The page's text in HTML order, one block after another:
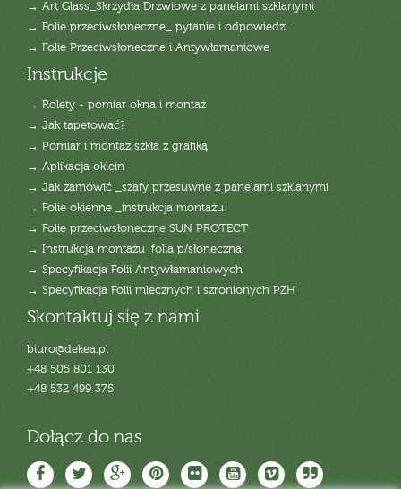
→ Art Glass_Skrzydła Drzwiowe z panelami szklanymi
→ Folie przeciwsłoneczne_ pytanie i odpowiedzi
→ Folie Przeciwsłoneczne i Antywłamaniowe
Instrukcje
→ Rolety - pomiar okna i montaż
→ Jak tapetować?
→ Pomiar i montaż szkła z grafiką
→ Aplikacja oklein
→ Jak zamówić _szafy przesuwne z panelami szklanymi
→ Folie okienne _instrukcja montażu
→ Folie przeciwsłoneczne SUN PROTECT
→ Instrukcja montażu_folia p/słoneczna
→ Specyfikacja Folii Antywłamaniowych
→ Specyfikacja Folii mlecznych i szronionych PZH
Skontaktuj się z nami
biuro@dekea.pl
+48 505 801 130
+48 532 499 375
Dołącz do nas